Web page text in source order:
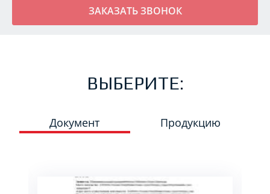
ВЫБЕРИТЕ:
Документ Продукцию